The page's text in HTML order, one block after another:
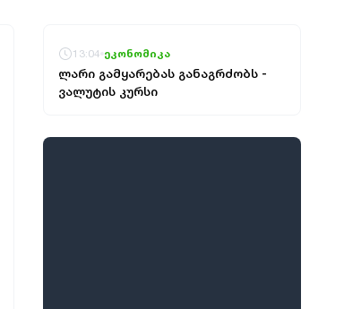
13:04 ეკონომიკა
ლარი გამყარებას განაგრძობს -
ვალუტის კურსი